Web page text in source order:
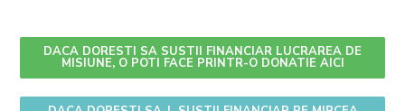
DACA DORESTI SA SUSTII FINANCIAR LUCRAREA DE
MISIUNE, O POTI FACE PRINTR-O DONATIE AICI